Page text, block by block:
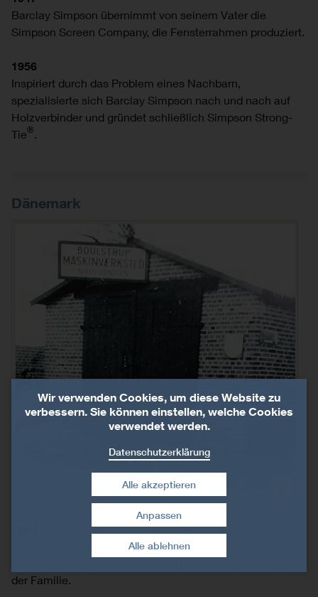
Barclay Simpson übernimmt von seinem Vater die
Simpson Screen Company, die Fensterrahmen produziert.
1956
Inspiriert durch das Problem eines Nachbarn,
spezialisierte sich Barclay Simpson nach und nach auf
Holzverbinder und gründet schließlich Simpson Strong-
Tie®
Dänemark
Niels Bendtsen unternimmt erste Schritte der eigenen
der Familie.
Wir verwenden Cookies, um diese Website zu
verbessern. Sie können einstellen, welche Cookies
verwendet werden.
Datenschutzerklärung
Alle ablehnen
Alle akzeptieren
Zustimmung widerrufen
Anpassen